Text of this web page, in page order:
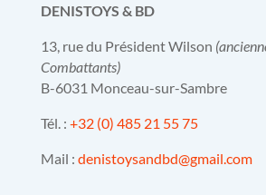
DENISTOYS & BD
13, rue du Président Wilson
Combattants)
B-6031 Monceau-sur-Sambre
Tél. : +32 (0) 485 21 55 75
Mail : denistoysandbd@gmail.com